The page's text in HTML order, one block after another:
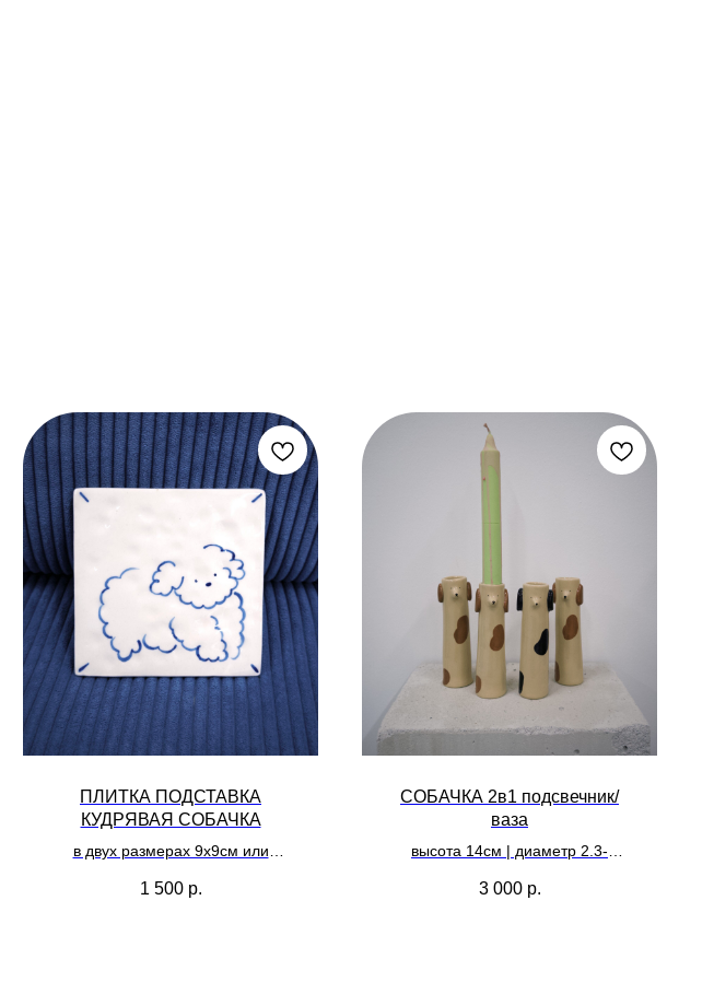
ПЛИТКА ПОДСТАВКА
КУДРЯВАЯ СОБАЧКА
в двух размерах 9х9см или
можно использовать как
1 500 р.
СОБАЧКА 2в1 подсвечник/
ваза
высота 14см | диаметр 2.3-
3 000 р.